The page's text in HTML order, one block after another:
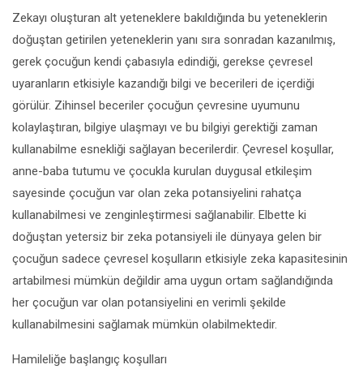
Zekayı oluşturan alt yeteneklere bakıldığında bu yeteneklerin
doğuştan getirilen yeteneklerin yanı sıra sonradan kazanılmış,
gerek çocuğun kendi çabasıyla edindiği, gerekse çevresel
uyaranların etkisiyle kazandığı bilgi ve becerileri de içerdiği
görülür. Zihinsel beceriler çocuğun çevresine uyumunu
kolaylaştıran, bilgiye ulaşmayı ve bu bilgiyi gerektiği zaman
kullanabilme esnekliği sağlayan becerilerdir. Çevresel koşullar,
anne-baba tutumu ve çocukla kurulan duygusal etkileşim
sayesinde çocuğun var olan zeka potansiyelini rahatça
kullanabilmesi ve zenginleştirmesi sağlanabilir. Elbette ki
doğuştan yetersiz bir zeka potansiyeli ile dünyaya gelen bir
çocuğun sadece çevresel koşulların etkisiyle zeka kapasitesinin
artabilmesi mümkün değildir ama uygun ortam sağlandığında
her çocuğun var olan potansiyelini en verimli şekilde
kullanabilmesini sağlamak mümkün olabilmektedir.
Hamileliğe başlangıç koşulları